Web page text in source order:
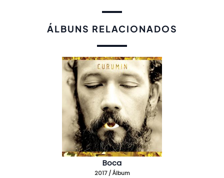
ÁLBUNS RELACIONADOS
Boca
2017 / Álbum